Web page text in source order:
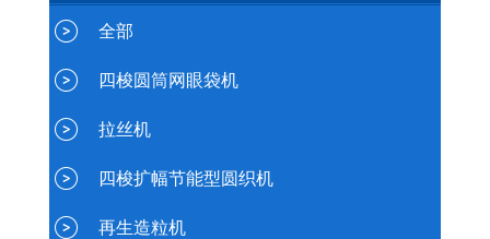
全部
四梭圆筒网眼袋机
拉丝机
四梭扩幅节能型圆织机
再生造粒机